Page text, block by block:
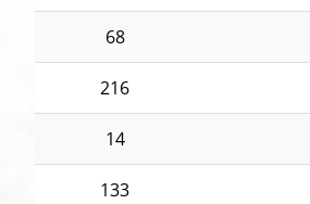
68
216
14
133